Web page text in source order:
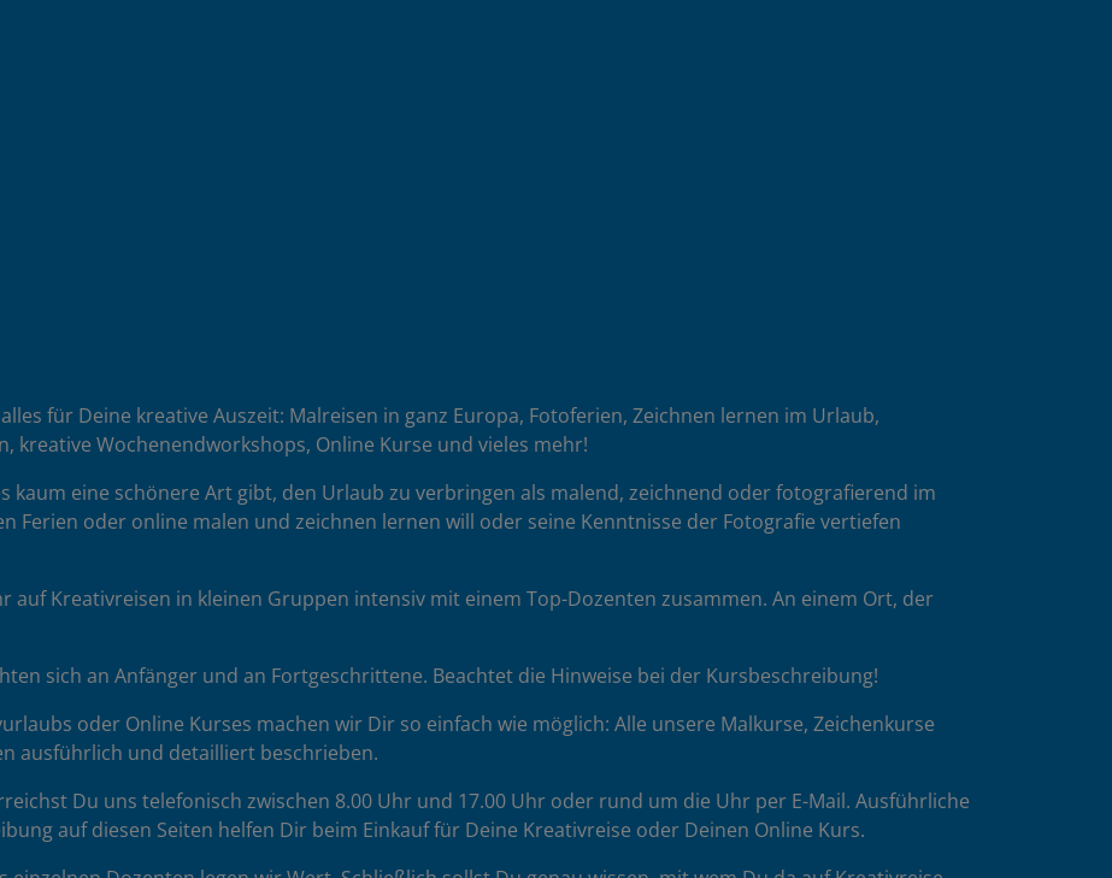
für Deine kreative Auszeit: Malreisen in ganz Europa, Fotoferien, Zeichnen lernen im Urlaub,
kreative Wochenendworkshops, Online Kurse und vieles mehr!
kaum eine schönere Art gibt, den Urlaub zu verbringen als malend, zeichnend oder fotografierend im
Ferien oder online malen und zeichnen lernen will oder seine Kenntnisse der Fotografie vertiefen
auf Kreativreisen in kleinen Gruppen intensiv mit einem Top-Dozenten zusammen. An einem Ort, der
sich an Anfänger und an Fortgeschrittene. Beachtet die Hinweise bei der Kursbeschreibung!
oder Online Kurses machen wir Dir so einfach wie möglich: Alle unsere Malkurse, Zeichenkurse
ausführlich und detailliert beschrieben.
Du uns telefonisch zwischen 8.00 Uhr und 17.00 Uhr oder rund um die Uhr per E-Mail. Ausführliche
auf diesen Seiten helfen Dir beim Einkauf für Deine Kreativreise oder Deinen Online Kurs.